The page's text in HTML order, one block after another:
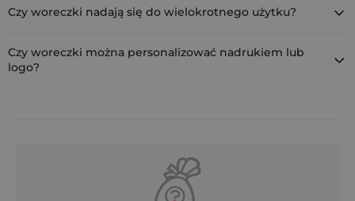
sznureczków z obu stron.
Czy woreczki nadają się do wielokrotnego użytku?
przechowywania biżuterii, tworzenia saszetek zapachowych czy
organizacji drobiazgów w domu.
Czy woreczki można personalizować nadrukiem lub
logo?